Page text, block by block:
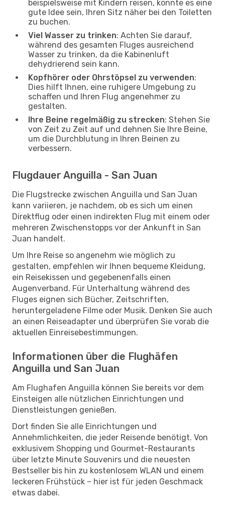
beispielsweise mit Kindern reisen, könnte es eine
gute Idee sein, Ihren Sitz näher bei den Toiletten
zu buchen.
Viel Wasser zu trinken: Achten Sie darauf,
während des gesamten Fluges ausreichend
Wasser zu trinken, da die Kabinenluft
dehydrierend sein kann.
Kopfhörer oder Ohrstöpsel zu verwenden:
Dies hilft Ihnen, eine ruhigere Umgebung zu
schaffen und Ihren Flug angenehmer zu
gestalten.
Ihre Beine regelmäßig zu strecken: Stehen Sie
von Zeit zu Zeit auf und dehnen Sie Ihre Beine,
um die Durchblutung in Ihren Beinen zu
verbessern.
Flugdauer Anguilla - San Juan
Die Flugstrecke zwischen Anguilla und San Juan
kann variieren, je nachdem, ob es sich um einen
Direktflug oder einen indirekten Flug mit einem oder
mehreren Zwischenstopps vor der Ankunft in San
Juan handelt.
Um Ihre Reise so angenehm wie möglich zu
gestalten, empfehlen wir Ihnen bequeme Kleidung,
ein Reisekissen und gegebenenfalls einen
Augenverband. Für Unterhaltung während des
Fluges eignen sich Bücher, Zeitschriften,
heruntergeladene Filme oder Musik. Denken Sie auch
an einen Reiseadapter und überprüfen Sie vorab die
aktuellen Einreisebestimmungen.
Informationen über die Flughäfen
Anguilla und San Juan
Am Flughafen Anguilla können Sie bereits vor dem
Einsteigen alle nützlichen Einrichtungen und
Dienstleistungen genießen.
Dort finden Sie alle Einrichtungen und
Annehmlichkeiten, die jeder Reisende benötigt. Von
exklusivem Shopping und Gourmet-Restaurants
über letzte Minute Souvenirs und die neuesten
Bestseller bis hin zu kostenlosem WLAN und einem
leckeren Frühstück – hier ist für jeden Geschmack
etwas dabei.